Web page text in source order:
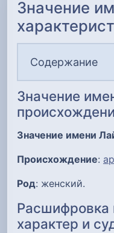
Значение
Содержание
Значение
Значение имени
Происхождение:
Род: женский.
Расшифровка
характер и